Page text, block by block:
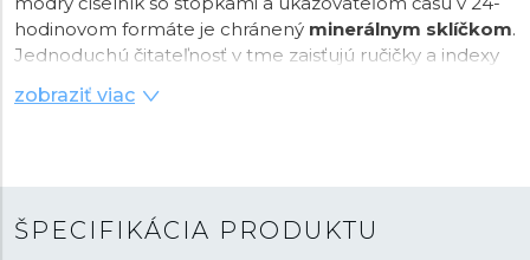
hodinovom formáte je chránený minerálnym sklíčkom.
Jednoduchú čitateľnosť v tme zaisťujú ručičky a indexy
vybavené
batériový strojček Miyota JS20
zobraziť viac
ŠPECIFIKÁCIA PRODUKTU